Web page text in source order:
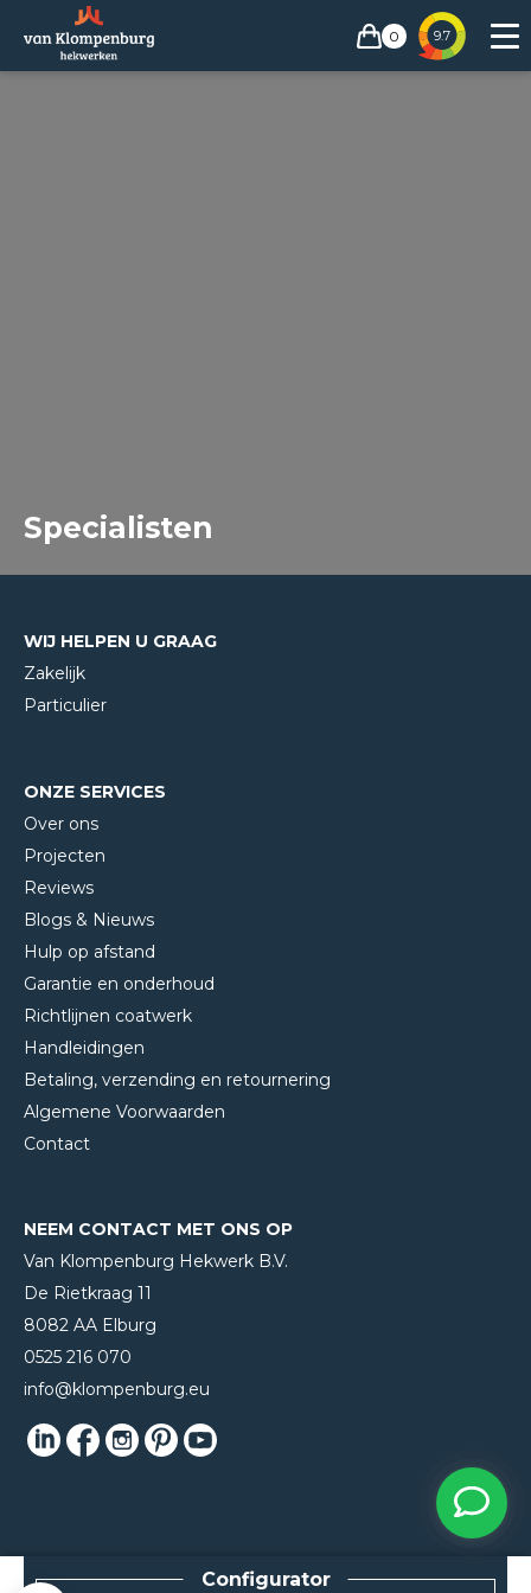
0 9.7
Specialisten
WIJ HELPEN U GRAAG
Zakelijk
Particulier
ONZE SERVICES
Over ons
Projecten
Reviews
Blogs & Nieuws
Hulp op afstand
Garantie en onderhoud
Richtlijnen coatwerk
Handleidingen
Betaling, verzending en retournering
Algemene Voorwaarden
Contact
NEEM CONTACT MET ONS OP
Van Klompenburg Hekwerk B.V.
De Rietkraag 11
8082 AA Elburg
0525 216 070
info@klompenburg.eu